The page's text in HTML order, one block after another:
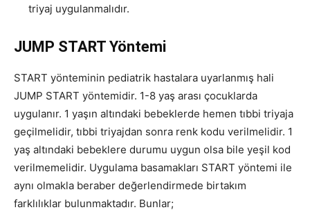
triyaj uygulanmalıdır.
JUMP START Yöntemi
START yönteminin pediatrik hastalara uyarlanmış hali
JUMP START yöntemidir. 1-8 yaş arası çocuklarda
uygulanır. 1 yaşın altındaki bebeklerde hemen tıbbi triyaja
geçilmelidir, tıbbi triyajdan sonra renk kodu verilmelidir. 1
yaş altındaki bebeklere durumu uygun olsa bile yeşil kod
verilmemelidir. Uygulama basamakları START yöntemi ile
aynı olmakla beraber değerlendirmede birtakım
farklılıklar bulunmaktadır. Bunlar;